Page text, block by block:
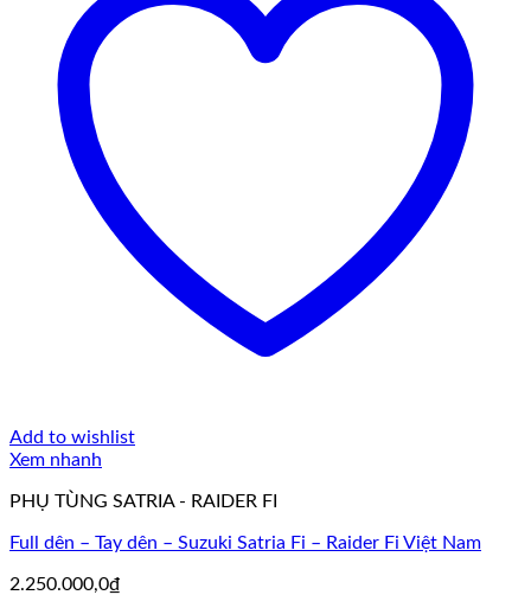
Add to wishlist
Xem nhanh
PHỤ TÙNG SATRIA - RAIDER FI
Full dên – Tay dên – Suzuki Satria Fi – Raider Fi Việt Nam
2.250.000,0₫